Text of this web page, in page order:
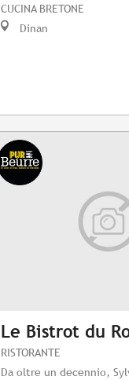
CUCINA BRETONE
Dinan
Le Bistrot du
RISTORANTE
Da oltre un decennio,